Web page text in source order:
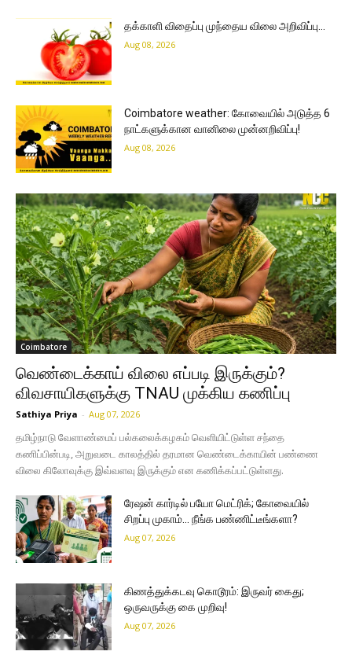
தக்காளி விதைப்பு முந்தைய விலை அறிவிப்பு…
Aug 08, 2026
Coimbatore weather: கோவையில் அடுத்த 6
நாட்களுக்கான வானிலை முன்னறிவிப்பு!
Aug 08, 2026
Coimbatore
வெண்டைக்காய் விலை எப்படி இருக்கும்?
விவசாயிகளுக்கு TNAU முக்கிய கணிப்பு
Sathiya Priya - Aug 07, 2026
தமிழ்நாடு வேளாண்மைப் பல்கலைக்கழகம் வெளியிட்டுள்ள சந்தை
கணிப்பின்படி, அறுவடை காலத்தில் தரமான வெண்டைக்காயின் பண்ணை
விலை கிலோவுக்கு இவ்வளவு இருக்கும் என கணிக்கப்பட்டுள்ளது.
ரேஷன் கார்டில் பயோ மெட்ரிக்; கோவையில்
சிறப்பு முகாம்… நீங்க பண்ணிட்டீங்களா?
Aug 07, 2026
கிணத்துக்கடவு கொடூரம்: இருவர் கைது;
ஒருவருக்கு கை முறிவு!
Aug 07, 2026